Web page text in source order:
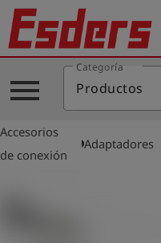
Productos
Blog
Aplicaciones
menu
Categoría
Productos
Accesorios
de conexión
arrow_right
Adaptadores